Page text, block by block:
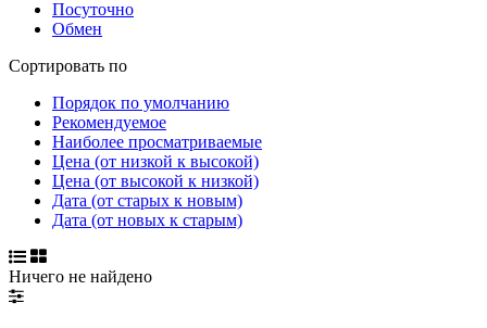
Посуточно
Обмен
Сортировать по
Порядок по умолчанию
Рекомендуемое
Наиболее просматриваемые
Цена (от низкой к высокой)
Цена (от высокой к низкой)
Дата (от старых к новым)
Дата (от новых к старым)
Ничего не найдено